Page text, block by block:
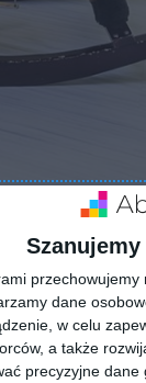
dane
w celu
a także
precyzyjne